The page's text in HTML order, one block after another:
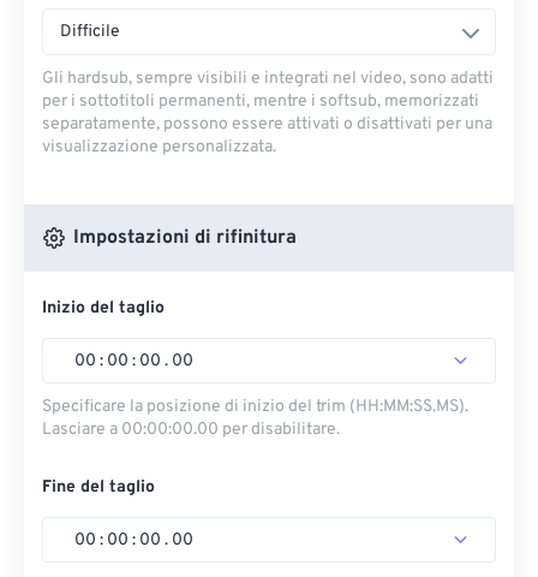
Difficile
Gli hardsub, sempre visibili e integrati nel video, sono adatti
per i sottotitoli permanenti, mentre i softsub, memorizzati
separatamente, possono essere attivati ​​o disattivati ​​per una
visualizzazione personalizzata.
Impostazioni di rifinitura
Inizio del taglio
00 : 00 : 00 . 00
Specificare la posizione di inizio del trim (HH:MM:SS.MS).
Lasciare a 00:00:00.00 per disabilitare.
Fine del taglio
00 : 00 : 00 . 00